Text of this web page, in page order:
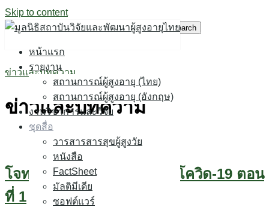
Skip to content
หน้าแรก
รายงาน
สถานการณ์ผู้สูงอายุ (ไทย)
สถานการณ์ผู้สูงอายุ (อังกฤษ)
งานวิชาการและวิจัย
ชุดสื่อ
วารสารสารสุขผู้สูงวัย
หนังสือ
FactSheet
มัลติมีเดีย
ซอฟต์แวร์
Search for:
ข่าวและบทความ
ข่าวและบทความ
โจทย์ใหม่สังคมสูงวัยหลังยุคโควิด-19 ตอน
ที่ 1